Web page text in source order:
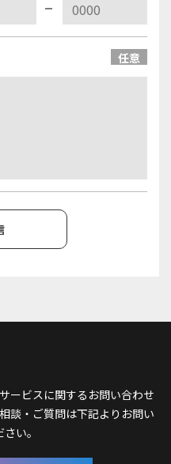
任意
ービスに関するお問い合わせ
談・ご質問は下記よりお問い
い。